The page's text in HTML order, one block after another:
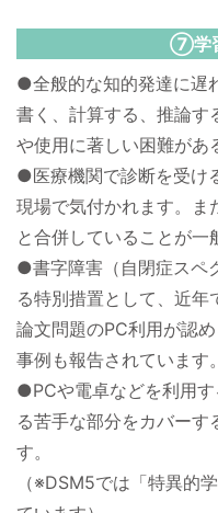
⑦学
●全般的な知的発達に遅
書く、計算する、推論す
や使用に著しい困難があ
●医療機関で診断を受け
現場で気付かれます。ま
と合併していることが一
●書字障害（自閉症スペ
る特別措置として、近
論文問題のPC利用が認
事例も報告されています。
●PCや電卓などを利用
る苦手な部分をカバーす
す。
（※DSM5では「特異的